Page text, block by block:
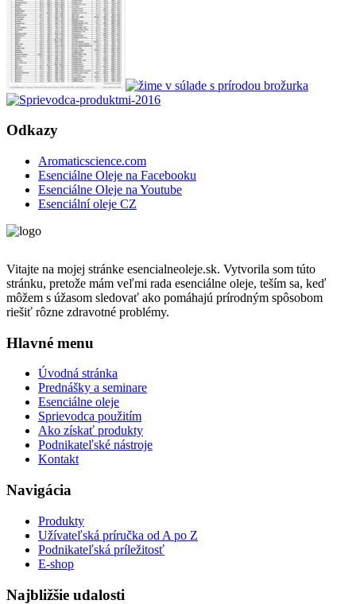
Odkazy
Aromaticscience.com
Esenciálne Oleje na Facebooku
Esenciálne Oleje na Youtube
Esenciální oleje CZ
Vitajte na mojej stránke esencialneoleje.sk. Vytvorila som túto
stránku, pretože mám veľmi rada esenciálne oleje, teším sa, keď
môžem s úžasom sledovať ako pomáhajú prírodným spôsobom
riešiť rôzne zdravotné problémy.
Hlavné menu
Úvodná stránka
Prednášky a seminare
Esenciálne oleje
Sprievodca použitím
Ako získať produkty
Podnikateľské nástroje
Kontakt
Navigácia
Produkty
Užívateľská príručka od A po Z
Podnikateľská príležitosť
E-shop
Najbližšie udalosti